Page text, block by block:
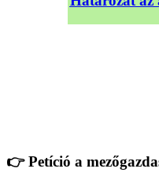
👉 Petíció a